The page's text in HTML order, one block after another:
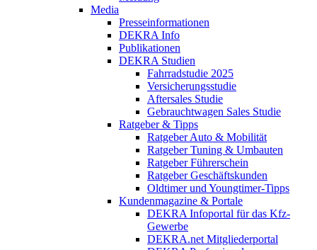
Media
Presseinformationen
DEKRA Info
Publikationen
DEKRA Studien
Fahrradstudie 2025
Versicherungsstudie
Aftersales Studie
Gebrauchtwagen Sales Studie
Ratgeber & Tipps
Ratgeber Auto & Mobilität
Ratgeber Tuning & Umbauten
Ratgeber Führerschein
Ratgeber Geschäftskunden
Oldtimer und Youngtimer-Tipps
Kundenmagazine & Portale
DEKRA Infoportal für das Kfz-
Gewerbe
DEKRA.net Mitgliederportal